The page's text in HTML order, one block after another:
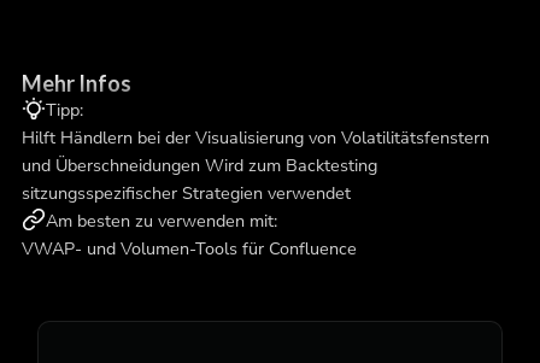
Mehr Infos
Tipp:
Hilft Händlern bei der Visualisierung von Volatilitätsfenstern
und Überschneidungen Wird zum Backtesting
sitzungsspezifischer Strategien verwendet
Am besten zu verwenden mit:
VWAP- und Volumen-Tools für Confluence